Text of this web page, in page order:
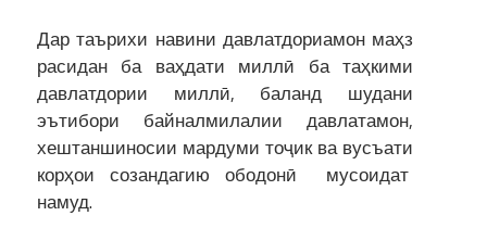
Дар таърихи навини давлатдориамон маҳз
расидан ба ваҳдати миллӣ ба таҳкими
давлатдории миллӣ, баланд шудани
эътибори байналмилалии давлатамон,
хештаншиносии мардуми тоҷик ва вусъати
корҳои созандагию ободонӣ мусоидат
намуд.